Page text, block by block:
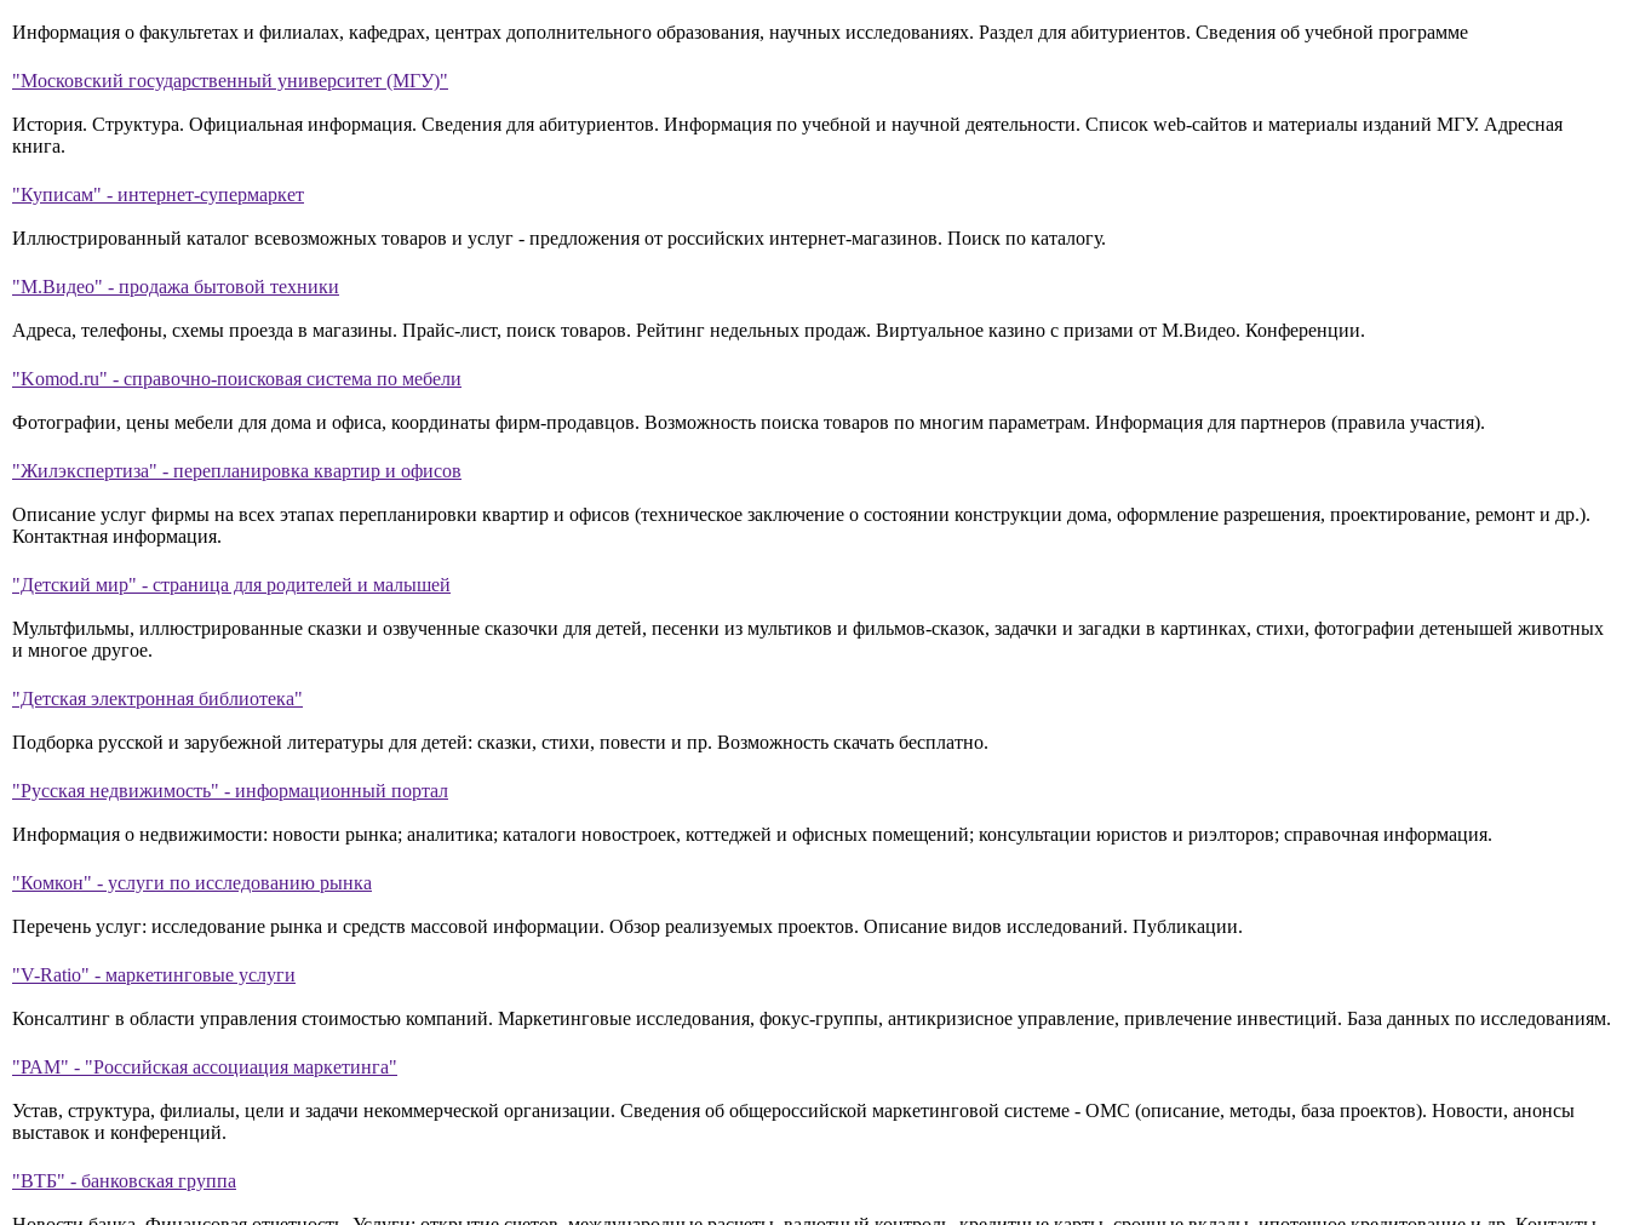
Информация о факультетах и филиалах, кафедрах, центрах дополнительного образования, научных исследованиях. Раздел для абитуриентов. Сведения об учебной программе
"Московский государственный университет (МГУ)"
История. Структура. Официальная информация. Сведения для абитуриентов. Информация по учебной и научной деятельности. Список web-сайтов и материалы изданий МГУ. Адресная
книга.
"Куписам" - интернет-супермаркет
Иллюстрированный каталог всевозможных товаров и услуг - предложения от российских интернет-магазинов. Поиск по каталогу.
"М.Видео" - продажа бытовой техники
Адреса, телефоны, схемы проезда в магазины. Прайс-лист, поиск товаров. Рейтинг недельных продаж. Виртуальное казино с призами от М.Видео. Конференции.
"Komod.ru" - справочно-поисковая система по мебели
Фотографии, цены мебели для дома и офиса, координаты фирм-продавцов. Возможность поиска товаров по многим параметрам. Информация для партнеров (правила участия).
"Жилэкспертиза" - перепланировка квартир и офисов
Описание услуг фирмы на всех этапах перепланировки квартир и офисов (техническое заключение о состоянии конструкции дома, оформление разрешения, проектирование, ремонт и др.).
Контактная информация.
"Детский мир" - страница для родителей и малышей
Мультфильмы, иллюстрированные сказки и озвученные сказочки для детей, песенки из мультиков и фильмов-сказок, задачки и загадки в картинках, стихи, фотографии детенышей животных
и многое другое.
"Детская электронная библиотека"
Подборка русской и зарубежной литературы для детей: сказки, стихи, повести и пр. Возможность скачать бесплатно.
"Русская недвижимость" - информационный портал
Информация о недвижимости: новости рынка; аналитика; каталоги новостроек, коттеджей и офисных помещений; консультации юристов и риэлторов; справочная информация.
"Комкон" - услуги по исследованию рынка
Перечень услуг: исследование рынка и средств массовой информации. Обзор реализуемых проектов. Описание видов исследований. Публикации.
"V-Ratio" - маркетинговые услуги
Консалтинг в области управления стоимостью компаний. Маркетинговые исследования, фокус-группы, антикризисное управление, привлечение инвестиций. База данных по исследованиям.
"РАМ" - "Российская ассоциация маркетинга"
Устав, структура, филиалы, цели и задачи некоммерческой организации. Сведения об общероссийской маркетинговой системе - ОМС (описание, методы, база проектов). Новости, анонсы
выставок и конференций.
"ВТБ" - банковская группа